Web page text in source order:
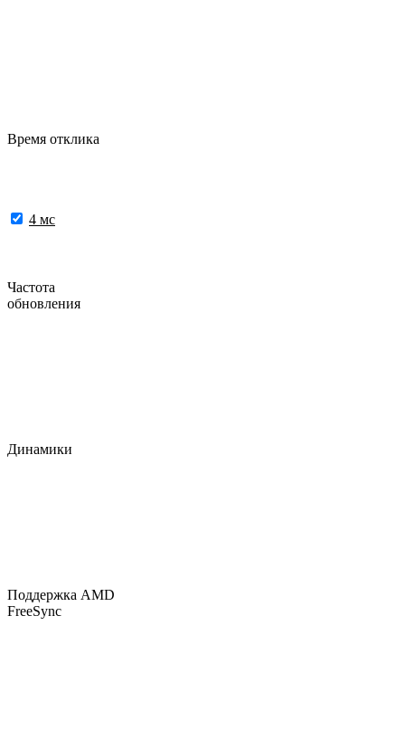
Время отклика
4 мс
Частота
обновления
Динамики
Поддержка AMD
FreeSync